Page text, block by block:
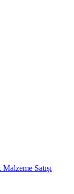
Satışı